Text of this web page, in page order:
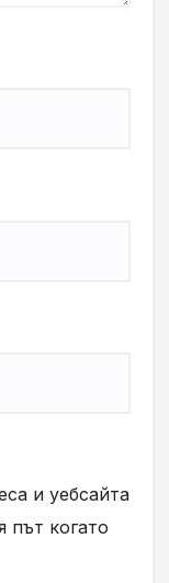
и уебсайта
път когато